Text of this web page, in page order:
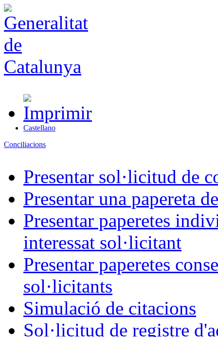
Castellano
Conciliacions
Presentar sol·licitud de
Presentar una papereta
Presentar paperetes
interessat sol·licitant
Presentar paperetes
sol·licitants
Simulació de citacions
Sol·licitud de registre